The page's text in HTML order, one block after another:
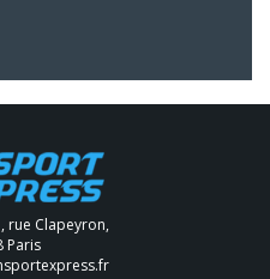
rue Clapeyron,
Paris